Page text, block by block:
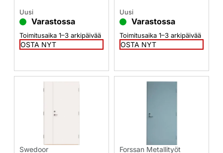
Uusi
Varastossa
Toimitusaika 1–3 arkipäivää
OSTA NYT
Uusi
Varastossa
Toimitusaika 1–3 arkipäivää
OSTA NYT
Swedoor
Forssan Metallityöt